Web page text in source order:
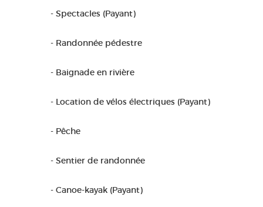
- Spectacles (Payant)
- Randonnée pédestre
- Baignade en rivière
- Location de vélos électriques (Payant)
- Pêche
- Sentier de randonnée
- Canoe-kayak (Payant)